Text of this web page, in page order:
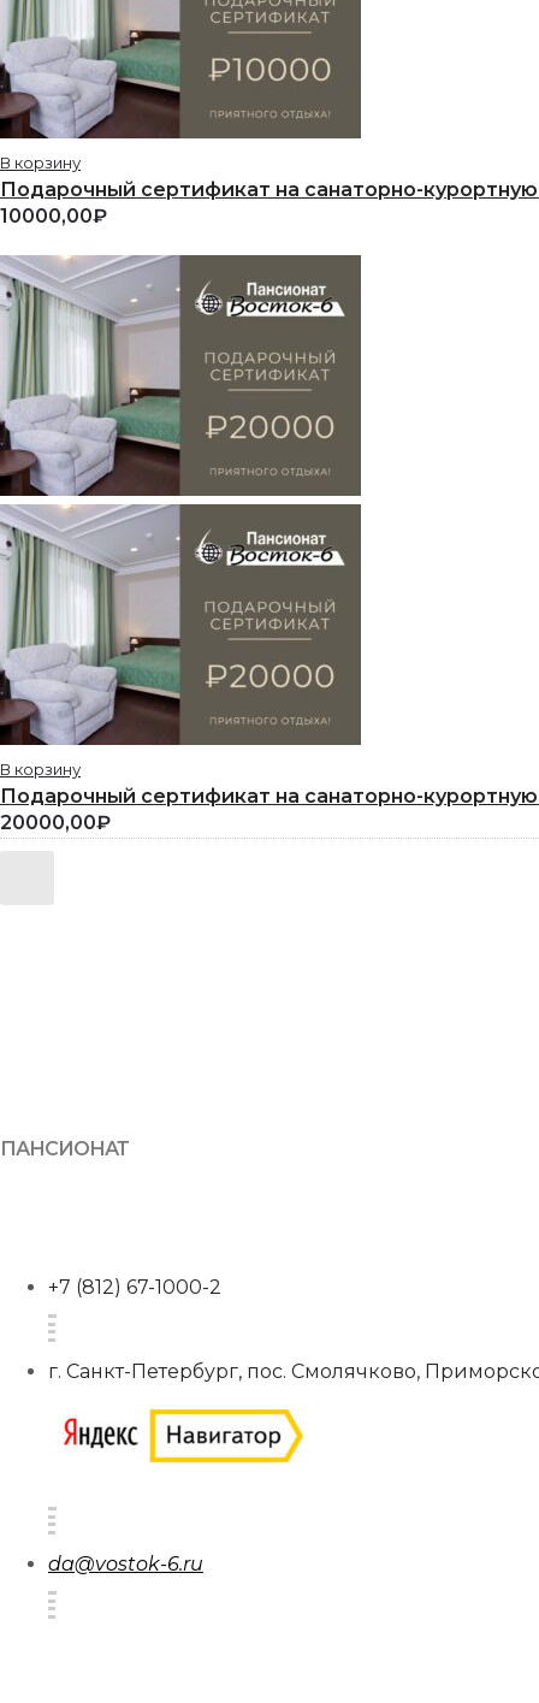
В корзину
Подарочный сертификат на санаторно-
10000,00₽
В корзину
Подарочный сертификат на санаторно-
20000,00₽
ПАНСИОНАТ
+7 (812) 67-1000-2
г. Санкт-Петербург, пос. Смолячково,
da@vostok-6.ru